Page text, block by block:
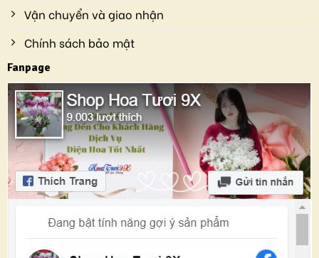
Vận chuyển và giao nhận
Chính sách bảo mật
Fanpage